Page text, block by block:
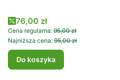
Cena promocyjna
76,00 zł
Cena regularna: 95,00 zł
Najniższa cena: 95,00 zł
Do koszyka